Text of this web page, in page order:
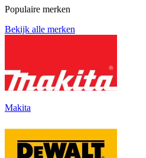
Populaire merken
Bekijk alle merken
Makita